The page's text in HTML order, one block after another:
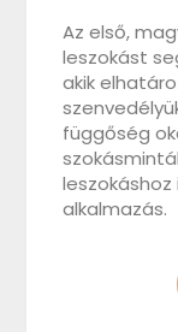
Az első,
leszokást
akik
függőség
alkalmazás.